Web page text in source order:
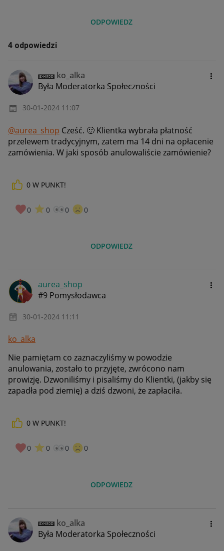
ODPOWIEDZ
4 odpowiedzi
ko_alka
Była Moderatorka Społeczności
‎30-01-2024 11:07
@aurea_shop Cześć. 🙂 Klientka wybrała płatność
przelewem tradycyjnym, zatem ma 14 dni na opłacenie
zamówienia. W jaki sposób anulowaliście zamówienie?
0 W PUNKT!
0 0 0 0
ODPOWIEDZ
aurea_shop
#9 Pomysłodawca
‎30-01-2024 11:11
ko_alka
Nie pamiętam co zaznaczyliśmy w powodzie
anulowania, zostało to przyjęte, zwrócono nam
prowizję. Dzwoniliśmy i pisaliśmy do Klientki, (jakby się
zapadła pod ziemię) a dziś dzwoni, że zapłaciła.
0 W PUNKT!
0 0 0 0
ODPOWIEDZ
ko_alka
Była Moderatorka Społeczności